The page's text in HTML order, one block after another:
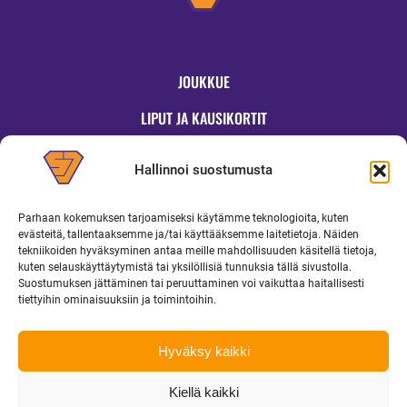
Hallinnoi suostumusta
Parhaan kokemuksen tarjoamiseksi käytämme teknologioita, kuten
evästeitä, tallentaaksemme ja/tai käyttääksemme laitetietoja. Näiden
tekniikoiden hyväksyminen antaa meille mahdollisuuden käsitellä tietoja,
kuten selauskäyttäytymistä tai yksilöllisiä tunnuksia tällä sivustolla.
Suostumuksen jättäminen tai peruuttaminen voi vaikuttaa haitallisesti
tiettyihin ominaisuuksiin ja toimintoihin.
Hyväksy kaikki
Kiellä kaikki
JOUKKUE
LIPUT JA KAUSIKORTIT
OTTELUINFO
UUTISET
YRITYKSILLE
MEDIALLE